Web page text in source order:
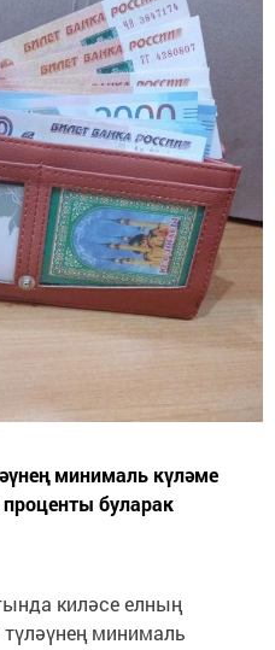
минималь күләме
буларак
киләсе елның
минималь